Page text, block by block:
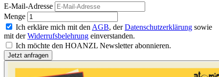
E-Mail-Adresse
Menge
Ich erkläre mich mit den AGB, derDatenschutzerklärung sowie
mit derWiderrufsbelehrung einverstanden.
Ich möchte den HOANZL Newsletter abonnieren.